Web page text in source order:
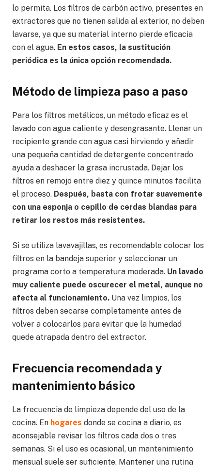
lo permita. Los filtros de carbón activo, presentes en
extractores que no tienen salida al exterior, no deben
lavarse, ya que su material interno pierde eficacia
con el agua. En estos casos, la sustitución
periódica es la única opción recomendada.
Método de limpieza paso a paso
Para los filtros metálicos, un método eficaz es el
lavado con agua caliente y desengrasante. Llenar un
recipiente grande con agua casi hirviendo y añadir
una pequeña cantidad de detergente concentrado
ayuda a deshacer la grasa incrustada. Dejar los
filtros en remojo entre diez y quince minutos facilita
el proceso. Después, basta con frotar suavemente
con una esponja o cepillo de cerdas blandas para
retirar los restos más resistentes.
Si se utiliza lavavajillas, es recomendable colocar los
filtros en la bandeja superior y seleccionar un
programa corto a temperatura moderada. Un lavado
muy caliente puede oscurecer el metal, aunque no
afecta al funcionamiento. Una vez limpios, los
filtros deben secarse completamente antes de
volver a colocarlos para evitar que la humedad
quede atrapada dentro del extractor.
Frecuencia recomendada y
mantenimiento básico
La frecuencia de limpieza depende del uso de la
cocina. En hogares donde se cocina a diario, es
aconsejable revisar los filtros cada dos o tres
semanas. Si el uso es ocasional, un mantenimiento
mensual suele ser suficiente. Mantener una rutina